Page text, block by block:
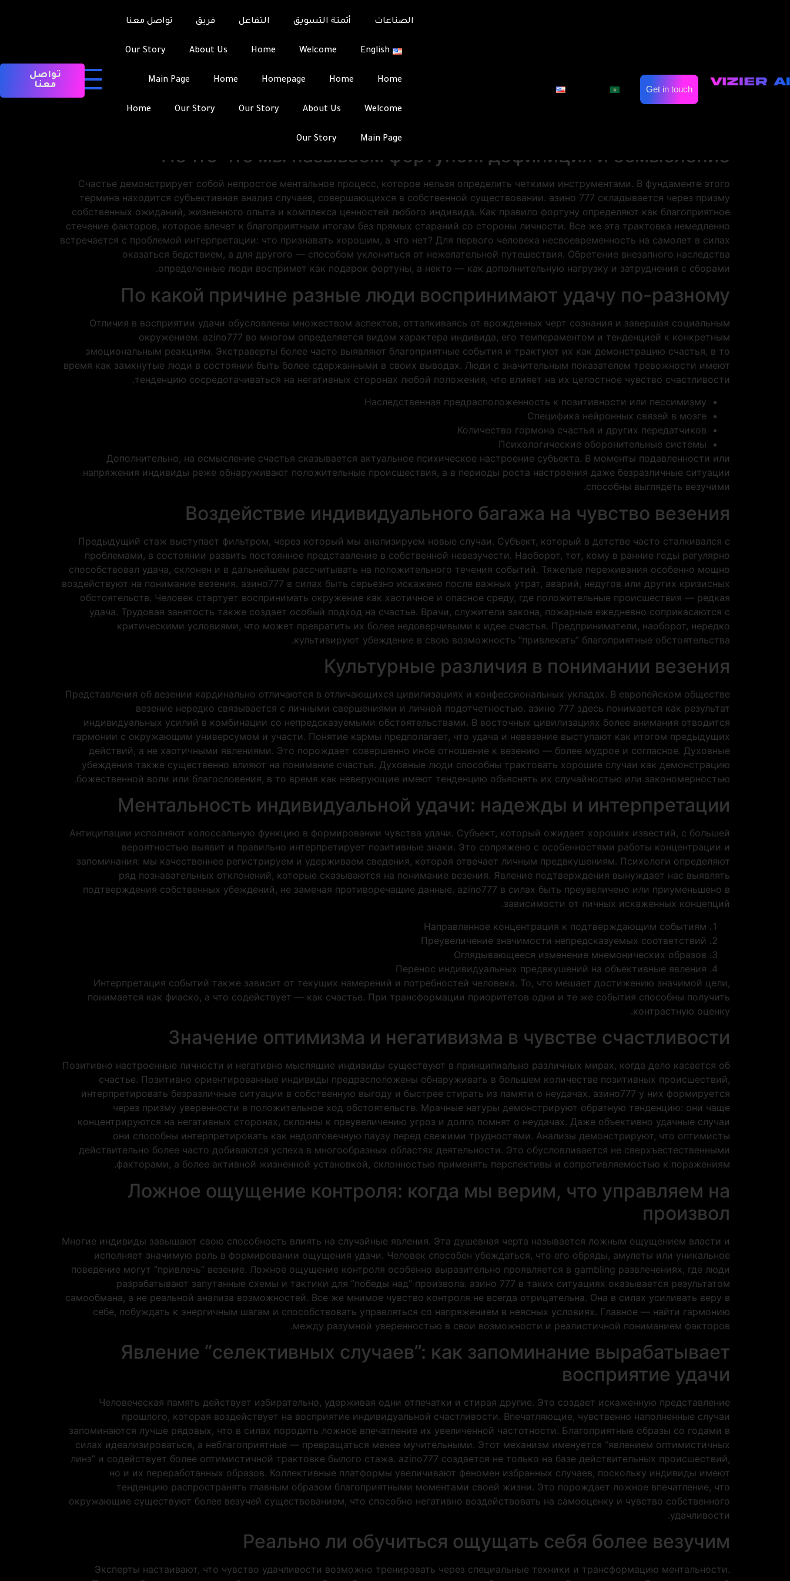
Get in touch
الصناعات أتمتة التسويق التفاعل فريق تواصل معنا
English
Welcome
Home
About Us
Our Story
Home
Home
Homepage
Home
Main Page
Welcome
About Us
Our Story
Our Story
Home
Main Page
Our Story
تواصل
معنا
Почему чувство везения индивидуально
Почему чувство везения индивидуально
Всякий индивид хотя бы раз в жизни ставил перед собой вопросом о сущности везения и несчастий. Отдельные личности считают себя
играет основную значение в формировании личного
мировосприятия и влияет на качество жизни. Тем не менее то, что некий человек определит удачей, второй может понять как привычное
Нечто что мы называем фортуной: дефиниция и осмысление
Счастье демонстрирует собой непростое ментальное процесс, которое нельзя определить четкими инструментами. В фундаменте этого
термина находится субъективная анализ случаев, совершающихся в собственной существовании. азино 777 складывается через призму
собственных ожиданий, жизненного опыта и комплекса ценностей любого индивида. Как правило фортуну определяют как благоприятное
стечение факторов, которое влечет к благоприятным итогам без прямых стараний со стороны личности. Все же эта трактовка немедленно
встречается с проблемой интерпретации: что признавать хорошим, а что нет? Для первого человека несвоевременность на самолет в силах
оказаться бедствием, а для другого — способом уклониться от нежелательной путешествия. Обретение внезапного наследства
определенные люди воспримет как подарок фортуны, а некто — как дополнительную нагрузку и затруднения с сборами.
По какой причине разные люди воспринимают удачу по-разному
Отличия в восприятии удачи обусловлены множеством аспектов, отталкиваясь от врожденных черт сознания и завершая социальным
окружением. azino777 во многом определяется видом характера индивида, его темпераментом и тенденцией к конкретным
эмоциональным реакциям. Экстраверты более часто выявляют благоприятные события и трактуют их как демонстрацию счастья, в то
время как замкнутые люди в состоянии быть более сдержанными в своих выводах. Люди с значительным показателем тревожности имеют
тенденцию сосредотачиваться на негативных сторонах любой положения, что влияет на их целостное чувство счастливости.
Наследственная предрасположенность к позитивности или пессимизму
Специфика нейронных связей в мозге
Количество гормона счастья и других передатчиков
Психологические оборонительные системы
Дополнительно, на осмысление счастья сказывается актуальное психическое настроение субъекта. В моменты подавленности или
напряжения индивиды реже обнаруживают положительные происшествия, а в периоды роста настроения даже безразличные ситуации
способны выглядеть везучими.
Воздействие индивидуального багажа на чувство везения
Предыдущий стаж выступает фильтром, через который мы анализируем новые случаи. Субъект, который в детстве часто сталкивался с
проблемами, в состоянии развить постоянное представление в собственной невезучести. Наоборот, тот, кому в ранние годы регулярно
способствовал удача, склонен и в дальнейшем рассчитывать на положительного течения событий. Тяжелые переживания особенно мощно
воздействуют на понимание везения. азино777 в силах быть серьезно искажено после важных утрат, аварий, недугов или других кризисных
обстоятельств. Человек стартует воспринимать окружение как хаотичное и опасное среду, где положительные происшествия — редкая
удача. Трудовая занятость также создает особый подход на счастье. Врачи, служители закона, пожарные ежедневно соприкасаются с
критическими условиями, что может превратить их более недоверчивыми к идее счастья. Предприниматели, наоборот, нередко
культивируют убеждение в свою возможность “привлекать” благоприятные обстоятельства.
Культурные различия в понимании везения
Представления об везении кардинально отличаются в отличающихся цивилизациях и конфессиональных укладах. В европейском обществе
везение нередко связывается с личными свершениями и личной подотчетностью. азино 777 здесь понимается как результат
индивидуальных усилий в комбинации со непредсказуемыми обстоятельствами. В восточных цивилизациях более внимания отводится
гармонии с окружающим универсумом и участи. Понятие кармы предполагает, что удача и невезение выступают как итогом предыдущих
действий, а не хаотичными явлениями. Это порождает совершенно иное отношение к везению — более мудрое и согласное. Духовные
убеждения также существенно влияют на понимание счастья. Духовные люди способны трактовать хорошие случаи как демонстрацию
божественной воли или благословения, в то время как неверующие имеют тенденцию объяснять их случайностью или закономерностью.
Ментальность индивидуальной удачи: надежды и интерпретации
Антиципации исполняют колоссальную функцию в формировании чувства удачи. Субъект, который ожидает хороших известий, с большей
вероятностью выявит и правильно интерпретирует позитивные знаки. Это сопряжено с особенностями работы концентрации и
запоминания: мы качественнее регистрируем и удерживаем сведения, которая отвечает личным предвкушениям. Психологи определяют
ряд познавательных отклонений, которые сказываются на понимание везения. Явление подтверждения вынуждает нас выявлять
подтверждения собственных убеждений, не замечая противоречащие данные. azino777 в силах быть преувеличено или приуменьшено в
зависимости от личных искаженных концепций.
Направленное концентрация к подтверждающим событиям
Преувеличение значимости непредсказуемых соответствий
Оглядывающееся изменение мнемонических образов
Перенос индивидуальных предвкушений на объективные явления
Интерпретация событий также зависит от текущих намерений и потребностей человека. То, что мешает достижению значимой цели,
понимается как фиаско, а что содействует — как счастье. При трансформации приоритетов одни и те же события способны получить
контрастную оценку.
Значение оптимизма и негативизма в чувстве счастливости
Позитивно настроенные личности и негативно мыслящие индивиды существуют в принципиально различных мирах, когда дело касается об
счастье. Позитивно ориентированные индивиды предрасположены обнаруживать в большем количестве позитивных происшествий,
интерпретировать безразличные ситуации в собственную выгоду и быстрее стирать из памяти о неудачах. азино777 у них формируется
через призму уверенности в положительное ход обстоятельств. Мрачные натуры демонстрируют обратную тенденцию: они чаще
концентрируются на негативных сторонах, склонны к преувеличению угроз и долго помнят о неудачах. Даже объективно удачные случаи
они способны интерпретировать как недолговечную паузу перед свежими трудностями. Анализы демонстрируют, что оптимисты
действительно более часто добиваются успеха в многообразных областях деятельности. Это обусловливается не сверхъестественными
факторами, а более активной жизненной установкой, склонностью применять перспективы и сопротивляемостью к поражениям.
Ложное ощущение контроля: когда мы верим, что управляем на
произвол
Многие индивиды завышают свою способность влиять на случайные явления. Эта душевная черта называется ложным ощущением власти и
исполняет значимую роль в формировании ощущения удачи. Человек способен убеждаться, что его обряды, амулеты или уникальное
поведение могут “привлечь” везение. Ложное ощущение контроля особенно выразительно проявляется в gambling развлечениях, где люди
разрабатывают запутанные схемы и тактики для “победы над” произвола. азино 777 в таких ситуациях оказывается результатом
самообмана, а не реальной анализа возможностей. Все же мнимое чувство контроля не всегда отрицательна. Она в силах усиливать веру в
себе, побуждать к энергичным шагам и способствовать управляться со напряжением в неясных условиях. Главное — найти гармонию
между разумной уверенностью в свои возможности и реалистичной пониманием факторов.
Явление “селективных случаев”: как запоминание вырабатывает
восприятие удачи
Человеческая память действует избирательно, удерживая одни отпечатки и стирая другие. Это создает искаженную представление
прошлого, которая воздействует на восприятие индивидуальной счастливости. Впечатляющие, чувственно наполненные случаи
запоминаются лучше рядовых, что в силах породить ложное впечатление их увеличенной частотности. Благоприятные образы со годами в
силах идеализироваться, а неблагоприятные — превращаться менее мучительными. Этот механизм именуется “явлением оптимистичных
линз” и содействует более оптимистичной трактовке былого стажа. azino777 создается не только на базе действительных происшествий,
но и их переработанных образов. Коллективные платформы увеличивают феномен избранных случаев, поскольку индивиды имеют
тенденцию распространять главным образом благоприятными моментами своей жизни. Это порождает ложное впечатление, что
окружающие существуют более везучей существованием, что способно негативно воздействовать на самооценку и чувство собственного
удачливости.
Реально ли обучиться ощущать себя более везучим
Эксперты настаивают, что чувство удачливости возможно тренировать через специальные техники и трансформацию ментальности.